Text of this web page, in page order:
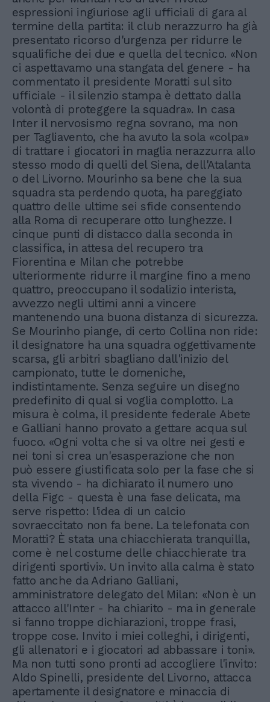
espressioni ingiuriose agli ufficiali di gara al
termine della partita: il club nerazzurro ha già
presentato ricorso d'urgenza per ridurre le
squalifiche dei due e quella del tecnico. «Non
ci aspettavamo una stangata del genere - ha
commentato il presidente Moratti sul sito
ufficiale - il silenzio stampa è dettato dalla
volontà di proteggere la squadra». In casa
Inter il nervosismo regna sovrano, ma non
per Tagliavento, che ha avuto la sola «colpa»
di trattare i giocatori in maglia nerazzurra allo
stesso modo di quelli del Siena, dell'Atalanta
o del Livorno. Mourinho sa bene che la sua
squadra sta perdendo quota, ha pareggiato
quattro delle ultime sei sfide consentendo
alla Roma di recuperare otto lunghezze. I
cinque punti di distacco dalla seconda in
classifica, in attesa del recupero tra
Fiorentina e Milan che potrebbe
ulteriormente ridurre il margine fino a meno
quattro, preoccupano il sodalizio interista,
avvezzo negli ultimi anni a vincere
mantenendo una buona distanza di sicurezza.
Se Mourinho piange, di certo Collina non ride:
il designatore ha una squadra oggettivamente
scarsa, gli arbitri sbagliano dall'inizio del
campionato, tutte le domeniche,
indistintamente. Senza seguire un disegno
predefinito di qual si voglia complotto. La
misura è colma, il presidente federale Abete
e Galliani hanno provato a gettare acqua sul
fuoco. «Ogni volta che si va oltre nei gesti e
nei toni si crea un'esasperazione che non
può essere giustificata solo per la fase che si
sta vivendo - ha dichiarato il numero uno
della Figc - questa è una fase delicata, ma
serve rispetto: l'idea di un calcio
sovraeccitato non fa bene. La telefonata con
Moratti? È stata una chiacchierata tranquilla,
come è nel costume delle chiacchierate tra
dirigenti sportivi». Un invito alla calma è stato
fatto anche da Adriano Galliani,
amministratore delegato del Milan: «Non è un
attacco all'Inter - ha chiarito - ma in generale
si fanno troppe dichiarazioni, troppe frasi,
troppe cose. Invito i miei colleghi, i dirigenti,
gli allenatori e i giocatori ad abbassare i toni».
Ma non tutti sono pronti ad accogliere l'invito:
Aldo Spinelli, presidente del Livorno, attacca
apertamente il designatore e minaccia di